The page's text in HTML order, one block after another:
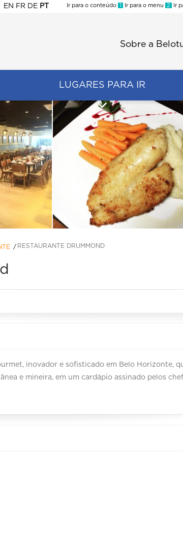
EN FR DE PT
Ir para o conteúdo 1 Ir para o menu 2 Ir
Sobre a
LUGARES PARA IR
RESTAURANTE DRUMMOND
inovador e sofisticado em Belo Horizonte,
e mineira, em um cardápio assinado pelos